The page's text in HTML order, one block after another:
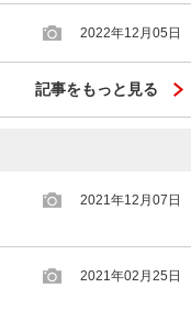
2022年12月05日
記事をもっと見る
2021年12月07日
2021年02月25日